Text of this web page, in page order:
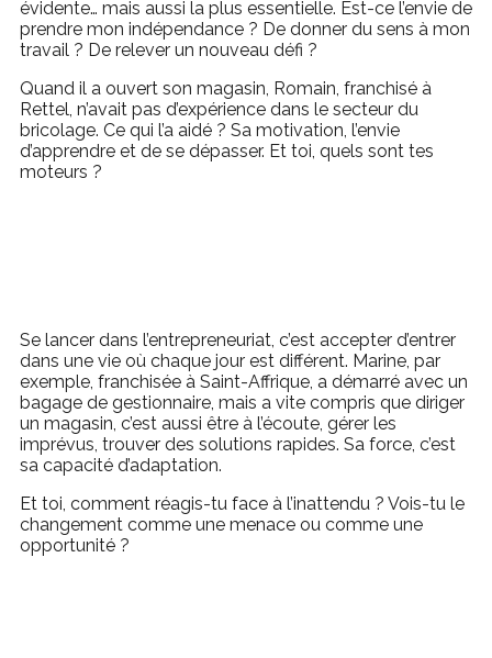
évidente… mais aussi la plus essentielle. Est-ce l’envie de
prendre mon indépendance ? De donner du sens à mon
travail ? De relever un nouveau défi ?
Quand il a ouvert son magasin, Romain, franchisé à
Rettel, n’avait pas d’expérience dans le secteur du
bricolage. Ce qui l’a aidé ? Sa motivation, l’envie
d’apprendre et de se dépasser. Et toi, quels sont tes
moteurs ?
Se lancer dans l’entrepreneuriat, c’est accepter d’entrer
dans une vie où chaque jour est différent. Marine, par
exemple, franchisée à Saint-Affrique, a démarré avec un
bagage de gestionnaire, mais a vite compris que diriger
un magasin, c’est aussi être à l’écoute, gérer les
imprévus, trouver des solutions rapides. Sa force, c’est
sa capacité d’adaptation.
Et toi, comment réagis-tu face à l’inattendu ? Vois-tu le
changement comme une menace ou comme une
opportunité ?